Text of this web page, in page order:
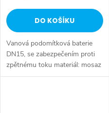
DO KOŠÍKU
Vanová podomítková baterie
DN15, se zabezpečením proti
zpětnému toku materiál: mosaz
barevné provedení: chrom